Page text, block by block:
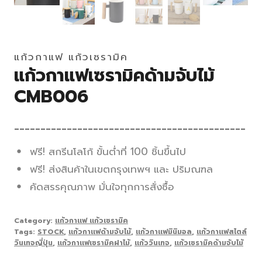
แก้วกาแฟ แก้วเซรามิค
แก้วกาแฟเซรามิคด้ามจับไม้
CMB006
____________________________________________
ฟรี! สกรีนโลโก้ ขั้นต่ำที่ 100 ชิ้นขึ้นไป
ฟรี! ส่งสินค้าในเขตกรุงเทพฯ และ ปริมณฑล
คัดสรรคุณภาพ มั่นใจทุกการสั่งซื้อ
Category: แก้วกาแฟ แก้วเซรามิค
Tags: STOCK, แก้วกาแฟด้ามจับไม้, แก้วกาแฟมินิมอล, แก้วกาแฟสไตล์
วินเทจญี่ปุ่น, แก้วกาแฟเซรามิคฝาไม้, แก้ววินเทจ, แก้วเซรามิคด้ามจับไม้